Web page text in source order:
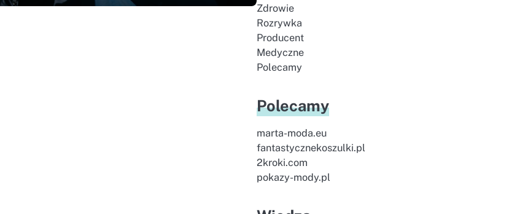
Zdrowie
Rozrywka
Producent
Medyczne
Polecamy
Polecamy
marta-moda.eu
fantastycznekoszulki.pl
2kroki.com
pokazy-mody.pl